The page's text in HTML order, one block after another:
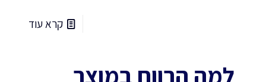
קרא עוד
למה הרווח במוצר